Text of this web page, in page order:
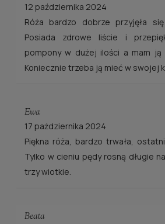
12 października 2024
Róża bardzo dobrze przyjęła
Posiada zdrowe liście i
pompony w dużej ilości a mam ją
Koniecznie trzeba ją mieć w swojej
Ewa
17 października 2024
Piękna róża, bardzo trwała,
Tylko w cieniu pędy rosną długie
trzy wiotkie.
Beata